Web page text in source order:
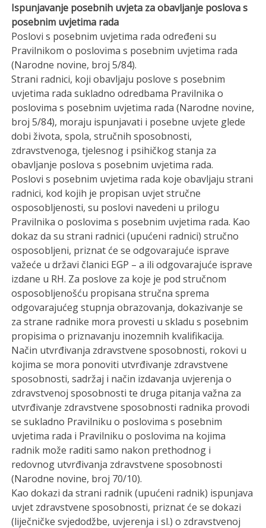
Ispunjavanje posebnih uvjeta za obavljanje poslova s
posebnim uvjetima rada
Poslovi s posebnim uvjetima rada određeni su
Pravilnikom o poslovima s posebnim uvjetima rada
(Narodne novine, broj 5/84).
Strani radnici, koji obavljaju poslove s posebnim
uvjetima rada sukladno odredbama Pravilnika o
poslovima s posebnim uvjetima rada (Narodne novine,
broj 5/84), moraju ispunjavati i posebne uvjete glede
dobi života, spola, stručnih sposobnosti,
zdravstvenoga, tjelesnog i psihičkog stanja za
obavljanje poslova s posebnim uvjetima rada.
Poslovi s posebnim uvjetima rada koje obavljaju strani
radnici, kod kojih je propisan uvjet stručne
osposobljenosti, su poslovi navedeni u prilogu
Pravilnika o poslovima s posebnim uvjetima rada. Kao
dokaz da su strani radnici (upućeni radnici) stručno
osposobljeni, priznat će se odgovarajuće isprave
važeće u državi članici EGP – a ili odgovarajuće isprave
izdane u RH. Za poslove za koje je pod stručnom
osposobljenošću propisana stručna sprema
odgovarajućeg stupnja obrazovanja, dokazivanje se
za strane radnike mora provesti u skladu s posebnim
propisima o priznavanju inozemnih kvalifikacija.
Način utvrđivanja zdravstvene sposobnosti, rokovi u
kojima se mora ponoviti utvrđivanje zdravstvene
sposobnosti, sadržaj i način izdavanja uvjerenja o
zdravstvenoj sposobnosti te druga pitanja važna za
utvrđivanje zdravstvene sposobnosti radnika provodi
se sukladno Pravilniku o poslovima s posebnim
uvjetima rada i Pravilniku o poslovima na kojima
radnik može raditi samo nakon prethodnog i
redovnog utvrđivanja zdravstvene sposobnosti
(Narodne novine, broj 70/10).
Kao dokazi da strani radnik (upućeni radnik) ispunjava
uvjet zdravstvene sposobnosti, priznat će se dokazi
(liječničke svjedodžbe, uvjerenja i sl.) o zdravstvenoj